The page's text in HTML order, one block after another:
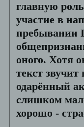
главную
участие в
пребывании
оного. Хотя
текст
одарённый
слишком
хорошо -